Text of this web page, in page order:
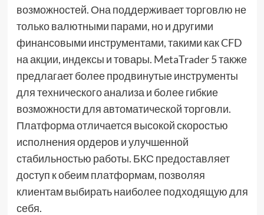
возможностей. Она поддерживает торговлю не
только валютными парами, но и другими
финансовыми инструментами, такими как CFD
на акции, индексы и товары. MetaTrader 5 также
предлагает более продвинутые инструменты
для технического анализа и более гибкие
возможности для автоматической торговли.
Платформа отличается высокой скоростью
исполнения ордеров и улучшенной
стабильностью работы. БКС предоставляет
доступ к обеим платформам, позволяя
клиентам выбирать наиболее подходящую для
себя.